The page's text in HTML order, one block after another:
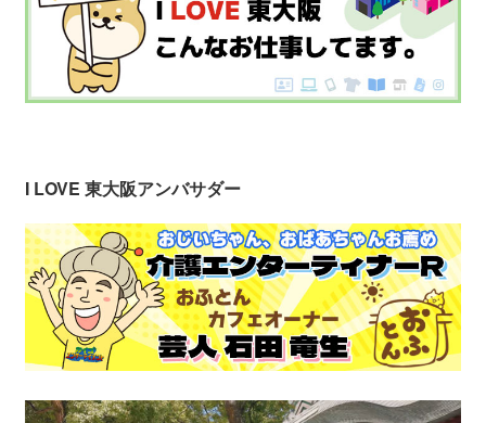
I LOVE 東大阪アンバサダー